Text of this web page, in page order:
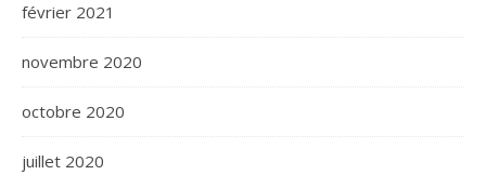
février 2021
novembre 2020
octobre 2020
juillet 2020